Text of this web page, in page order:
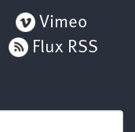
Vimeo
Flux RSS